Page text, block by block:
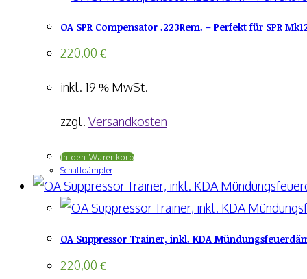
mehrere
Varianten
Optionen
können
Produktseite
gewählt
OA SPR Compensator .223Rem. – Perfekt für SPR
220,00 €
inkl. 19 % MwSt.
zzgl. Versandkosten
In den Warenkorb
Schalldämpfer
OA Suppressor Trainer, inkl. KDA
220,00 €